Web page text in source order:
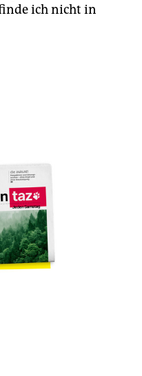
ich nicht in